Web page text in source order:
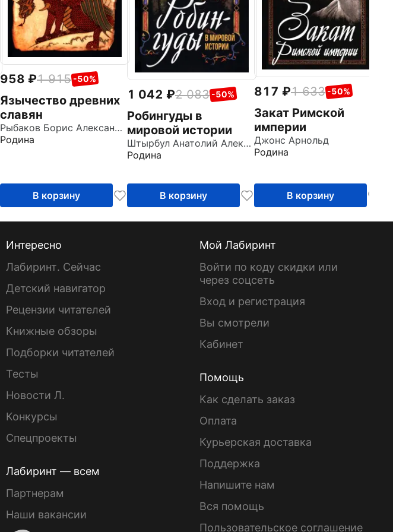
958 1 915 -50%
Язычество древних
славян
Рыбаков Борис Александрович
Родина
В корзину
1 042 2 083 -50%
Робингуды в
мировой истории
Штырбул Анатолий Алексеевич
Родина
В корзину
817 1 633 -50%
Закат Римской
империи
Джонс Арнольд
Родина
В корзину
Интересно
Лабиринт. Сейчас
Детский навигатор
Рецензии читателей
Книжные обзоры
Подборки читателей
Тесты
Новости Л.
Конкурсы
Спецпроекты
Лабиринт — всем
Партнерам
Наши вакансии
Мой Лабиринт
Войти по коду скидки или
через соцсеть
Вход и регистрация
Вы смотрели
Кабинет
Помощь
Как сделать заказ
Оплата
Курьерская доставка
Поддержка
Напишите нам
Вся помощь
Пользовательское соглашение